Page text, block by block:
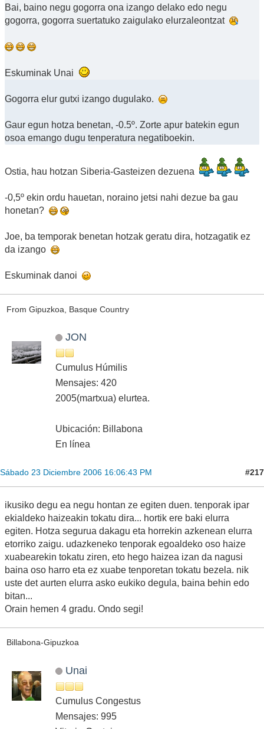
Bai, baino negu gogorra ona izango delako edo negu
gogorra, gogorra suertatuko zaigulako elurzaleontzat
Eskuminak Unai
Gogorra elur gutxi izango dugulako.
Gaur egun hotza benetan, -0.5º. Zorte apur batekin egun
osoa emango dugu tenperatura negatiboekin.
Ostia, hau hotzan Siberia-Gasteizen dezuena
-0,5º ekin ordu hauetan, noraino jetsi nahi dezue ba gau
honetan?
Joe, ba temporak benetan hotzak geratu dira, hotzagatik ez
da izango
Eskuminak danoi
From Gipuzkoa, Basque Country
JON
Cumulus Húmilis
Mensajes: 420
2005(martxua) elurtea.
Ubicación: Billabona
En línea
Sábado 23 Diciembre 2006 16:06:43 PM #217
ikusiko degu ea negu hontan ze egiten duen. tenporak ipar
ekialdeko haizeakin tokatu dira... hortik ere baki elurra
egiten. Hotza segurua dakagu eta horrekin azkenean elurra
etorriko zaigu. udazkeneko tenporak egoaldeko oso haize
xuabearekin tokatu ziren, eto hego haizea izan da nagusi
baina oso harro eta ez xuabe tenporetan tokatu bezela. nik
uste det aurten elurra asko eukiko degula, baina behin edo
bitan...
Orain hemen 4 gradu. Ondo segi!
Billabona-Gipuzkoa
Unai
Cumulus Congestus
Mensajes: 995